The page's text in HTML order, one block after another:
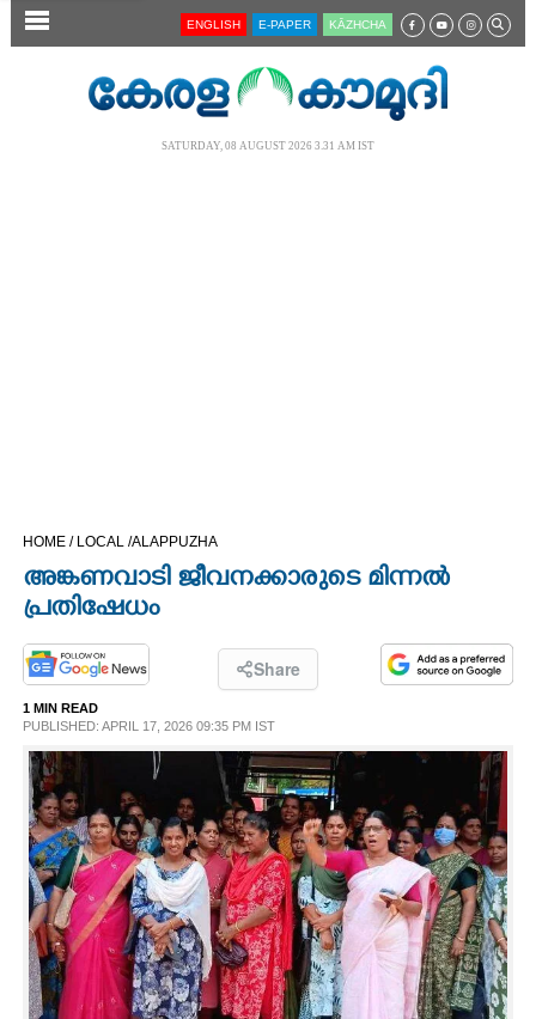
SECTIONS
LIFESTYLE
SPIRITUAL
INFO+
ART
ENGLISH E-PAPER KĀZHCHA
SATURDAY, 08 AUGUST 2026 3.31 AM IST
HOME / LOCAL /ALAPPUZHA
അങ്കണവാടി ജീവനക്കാരുടെ മിന്നൽ
പ്രതിഷേധം
Share
1 MIN READ
PUBLISHED: APRIL 17, 2026 09:35 PM IST